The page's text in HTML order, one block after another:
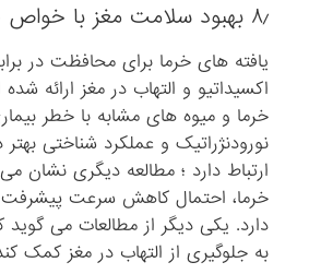
۸٫ بهبود سلامت مغز با خواص خرما:
یافته های خرما برای محافظت در
اکسیداتیو و التهاب در مغز ارائه
خرما و میوه های مشابه با خطر
نورودنژراتیک و عملکرد شناختی
ارتباط دارد ؛ مطالعه دیگری نشان
خرما، احتمال کاهش سرعت پیشرفت
دارد. یکی دیگر از مطالعات می گوید
به جلوگیری از التهاب در مغز کمک